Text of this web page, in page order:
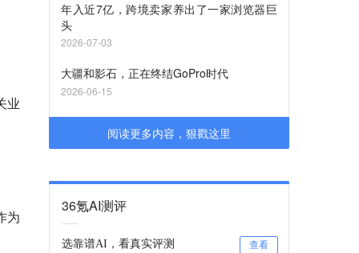
业
为
年入近7亿，跨境卖家养出了一家浏览器巨
头
2026-07-03
大疆和影石，正在终结GoPro时代
2026-06-15
阅读更多内容，狠戳这里
36氪AI测评
选靠谱AI，看真实评测 查看